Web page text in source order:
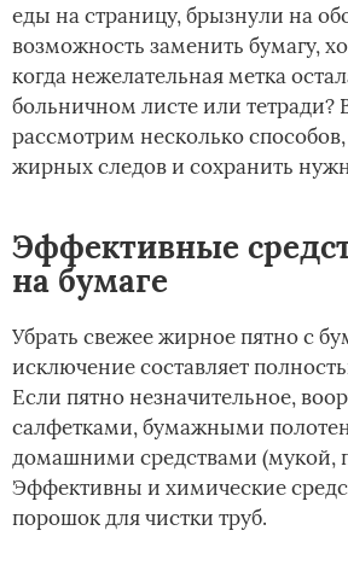
еды на страницу, брызнули на
возможность заменить бумагу,
когда нежелательная метка
больничном листе или тетради?
рассмотрим несколько способов,
жирных следов и сохранить
Эффективные
на бумаге
Убрать свежее жирное пятно с
исключение составляет
Если пятно незначительное,
салфетками, бумажными
домашними средствами (мукой,
Эффективны и химические
порошок для чистки труб.